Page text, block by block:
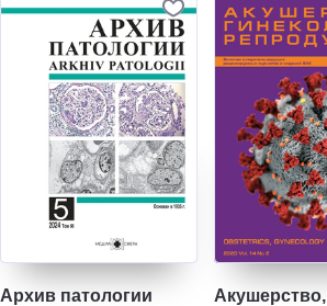
Архив патологии
Акушерство,